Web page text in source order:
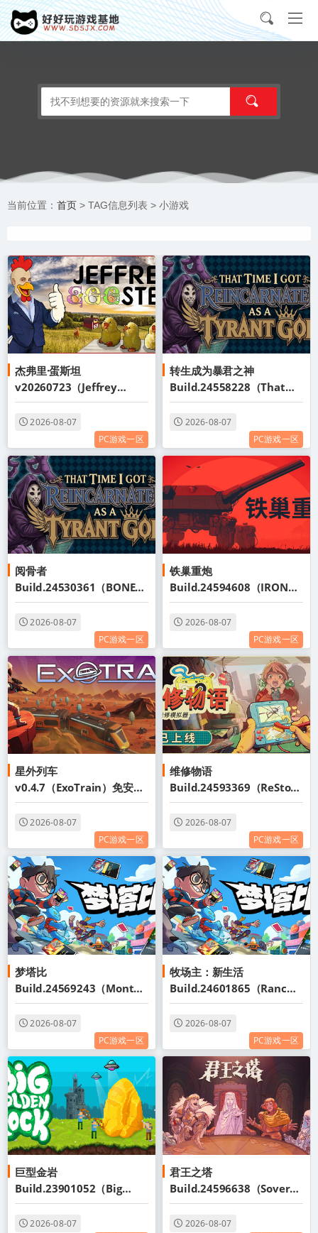
当前位置： 首页 > TAG信息列表 > 小游戏
杰弗里·蛋斯坦
v20260723（Jeffrey
Eggstein）免安装英文版
2026-08-07
PC游戏一区
转生成为暴君之神
Build.24558228（That
Time I Got Reincarnated
as a Tyrant God）免安装
2026-08-07
PC游戏一区
阅骨者
Build.24530361（BONERE
ADER）免安装中文版
2026-08-07
PC游戏一区
铁巢重炮
Build.24594608（IRON
NEST Heavy Turret
Simulator）免安装中文版
2026-08-07
PC游戏一区
星外列车
v0.4.7（ExoTrain）免安装
中文版
2026-08-07
PC游戏一区
维修物语
Build.24593369（ReStory
Chill Electronics
Repairs）免安装中文版
2026-08-07
PC游戏一区
梦塔比
Build.24569243（Montab
i）免安装中文版
2026-08-07
PC游戏一区
牧场主：新生活
Build.24601865（Ranche
r A new life）免安装中文版
2026-08-07
PC游戏一区
巨型金岩
Build.23901052（Big
Golden Rock）免安装中文
版 2026-08-07
君王之塔
Build.24596638（Soverei
gn Tower）免安装中文版
2026-08-07